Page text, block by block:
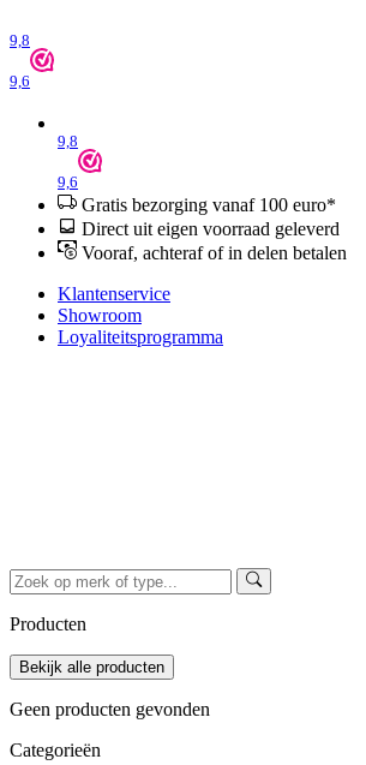
9,8
9,6
9,8
9,6
Gratis bezorging vanaf 100 euro*
Direct uit eigen voorraad geleverd
Vooraf, achteraf of in delen betalen
Klantenservice
Showroom
Loyaliteitsprogramma
Producten
Geen producten gevonden
Categorieën